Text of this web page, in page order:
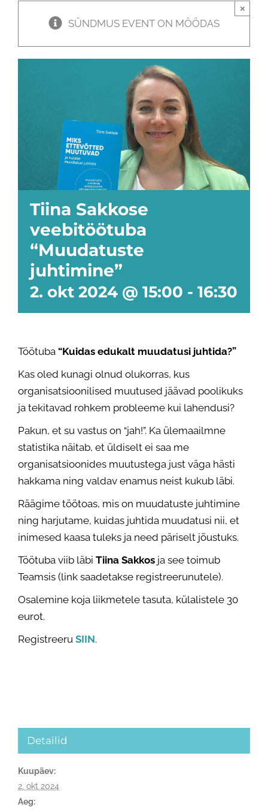
SÜNDMUS EVENT ON MÖÖDAS
×
Tiina Sakkose
veebitöötuba
“Muudatuste
juhtimine”
2. okt 2024 @ 15:00 - 16:30
Töötuba “Kuidas edukalt muudatusi juhtida?”
Kas oled kunagi olnud olukorras, kus
organisatsioonilised muutused jäävad poolikuks
ja tekitavad rohkem probleeme kui lahendusi?
Pakun, et su vastus on “jah!”. Ka ülemaailmne
statistika näitab, et üldiselt ei saa me
organisatsioonides muutustega just väga hästi
hakkama ning valdav enamus neist kukub läbi.
Räägime töötoas, mis on muudatuste juhtimine
ning harjutame, kuidas juhtida muudatusi nii, et
inimesed kaasa tuleks ja need päriselt jõustuks.
Töötuba viib läbi Tiina Sakkos ja see toimub
Teamsis (link saadetakse registreerunutele).
Osalemine koja liikmetele tasuta, külalistele 30
eurot.
Registreeru SIIN.
Detailid
Kuupäev:
2. okt 2024
Aeg: